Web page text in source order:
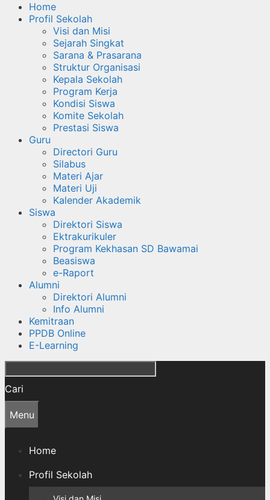
Home
Profil Sekolah
Visi dan Misi
Sejarah Singkat
Sarana & Prasarana
Struktur Organisasi
Kepala Sekolah
Program Kerja
Kondisi Siswa
Komite Sekolah
Prestasi Siswa
Guru
Directori Guru
Silabus
Materi Ajar
Materi Uji
Kalender Akademik
Siswa
Direktori Siswa
Ektrakurikuler
Program Kekhasan SD Bawamai
Beasiswa
e-Raport
Alumni
Direktori Alumni
Info Alumni
Kemitraan
PPDB Online
E-Learning
Cari
Menu
Home
Profil Sekolah